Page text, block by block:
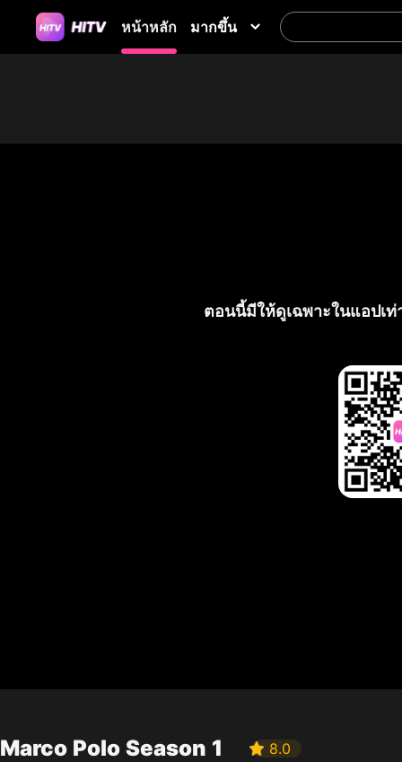
หน้าหลัก มากขึ้น
ตอนนี้มีให้ดูเฉพาะในแอปเ
Marco Polo Season 1 8.0